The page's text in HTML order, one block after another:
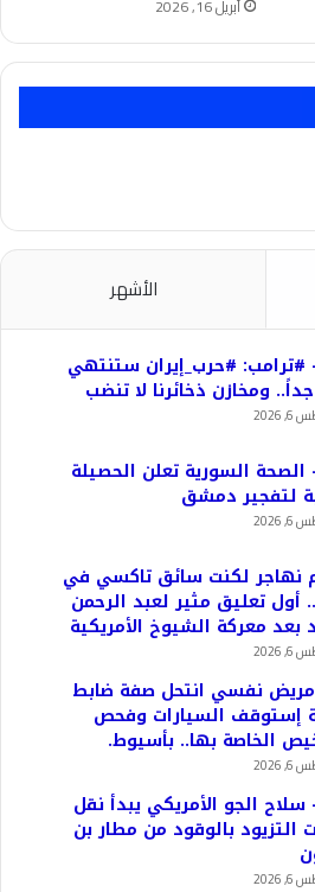
أبريل 16, 2026
الأشهر
#ترامب: #حرب_إيران ستنتهي
جداً.. ومخازن ذخائرنا لا تنضب
الصحة السورية تعلن الحصيلة
لتفجير دمشق
نهاجر لكنت سائق تاكسي في
أول تعليق مثير لعبد الرحمن
بعد معركة الشيوخ الأمريكية
نفسي انتحل صفة ضابط
إستوقف السيارات وفحص
الخاصة بها.. بأسيوط.
الجو الأمريكي يبدأ نقل
التزيود بالوقود من مطار بن